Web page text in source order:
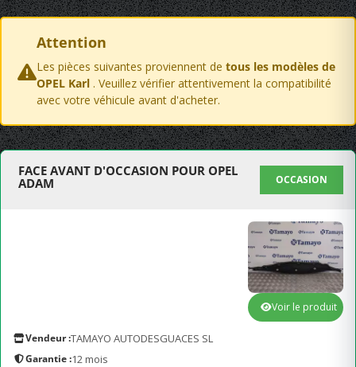
Attention
Les pièces suivantes proviennent de tous les modèles de
OPEL Karl . Veuillez vérifier attentivement la compatibilité
avec votre véhicule avant d'acheter.
FACE AVANT D'OCCASION POUR OPEL
ADAM
OCCASION
Vendeur :TAMAYO AUTODESGUACES SL
Garantie :12 mois
Voir le produit